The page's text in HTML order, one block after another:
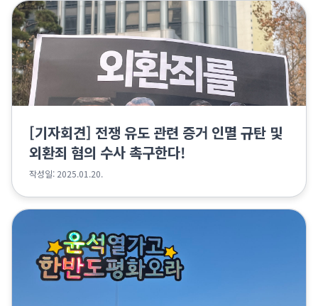
[기자회견] 전쟁 유도 관련 증거 인멸 규탄 및
외환죄 혐의 수사 촉구한다!
작성일: 2025.01.20.